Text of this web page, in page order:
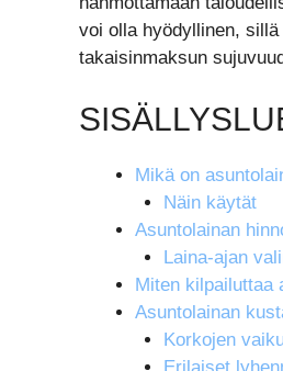
voi olla hyödyllinen,
takaisinmaksun
Mikä on
Näin käytät
Asuntolainan
Laina-ajan
Miten kilpailuttaa
Asuntolainan
Korkojen